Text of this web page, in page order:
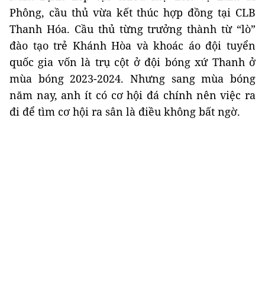
Phông, cầu thủ vừa kết thúc hợp đồng tại CLB
Thanh Hóa. Cầu thủ từng trưởng thành từ “lò”
đào tạo trẻ Khánh Hòa và khoác áo đội tuyển
quốc gia vốn là trụ cột ở đội bóng xứ Thanh ở
mùa bóng 2023-2024. Nhưng sang mùa bóng
năm nay, anh ít có cơ hội đá chính nên việc ra
đi để tìm cơ hội ra sân là điều không bất ngờ.